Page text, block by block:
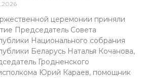
церемонии приняли
Председатель Совета
Национального собрания
Беларусь Наталья Кочанова,
Гродненского
Юрий Караев, помощник